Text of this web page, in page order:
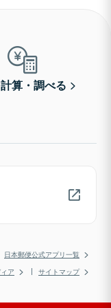
算・調べる
日本郵便公式アプリ一覧
ア
サイトマップ